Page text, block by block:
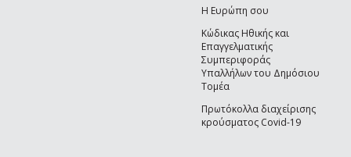
Η Ευρώπη σου
Κώδικας Ηθικής και
Επαγγελματικής
Συμπεριφοράς
Υπαλλήλων του Δημόσιου
Τομέα
Πρωτόκολλα διαχείρισης
κρούσματος Covid-19